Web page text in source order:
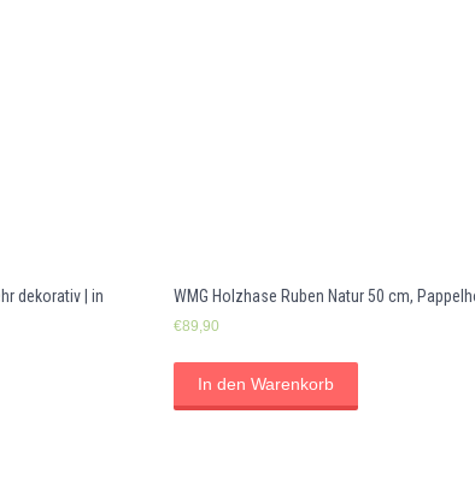
dekorativ | in
WMG Holzhase Ruben Natur 50 cm,
€89,90
In den Warenkorb